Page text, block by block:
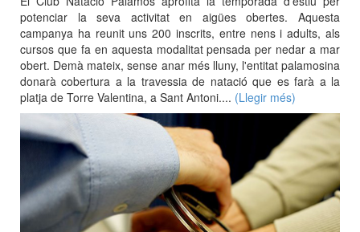
potenciar la seva activitat en aigües obertes. Aquesta
campanya ha reunit uns 200 inscrits, entre nens i adults, als
cursos que fa en aquesta modalitat pensada per nedar a mar
obert. Demà mateix, sense anar més lluny, l'entitat palamosina
donarà cobertura a la travessia de natació que es farà a la
platja de Torre Valentina, a Sant Antoni.... (Llegir més)